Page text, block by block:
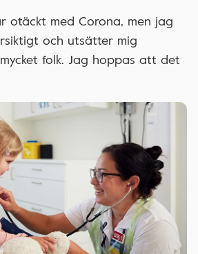
otäckt med Corona, men jag
och utsätter mig
folk. Jag hoppas att det